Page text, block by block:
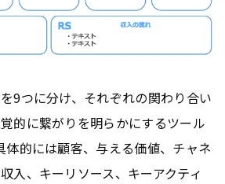
9つに分け、それぞれの関わり合い
的に繋がりを明らかにするツール
体的には顧客、与える価値、チャネ
入、キーリソース、キーアクティ